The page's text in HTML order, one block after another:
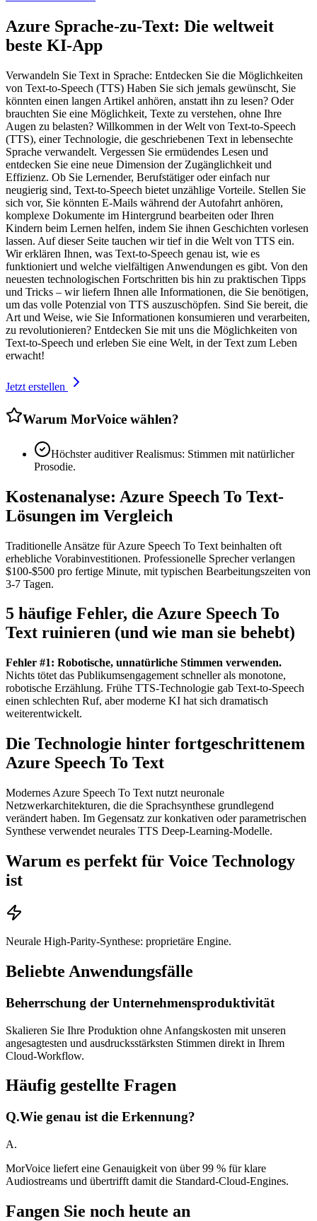
Azure Sprache-zu-Text: Die weltweit
beste KI-App
Verwandeln Sie Text in Sprache: Entdecken Sie die Möglichkeiten
von Text-to-Speech (TTS) Haben Sie sich jemals gewünscht, Sie
könnten einen langen Artikel anhören, anstatt ihn zu lesen? Oder
brauchten Sie eine Möglichkeit, Texte zu verstehen, ohne Ihre
Augen zu belasten? Willkommen in der Welt von Text-to-Speech
(TTS), einer Technologie, die geschriebenen Text in lebensechte
Sprache verwandelt. Vergessen Sie ermüdendes Lesen und
entdecken Sie eine neue Dimension der Zugänglichkeit und
Effizienz. Ob Sie Lernender, Berufstätiger oder einfach nur
neugierig sind, Text-to-Speech bietet unzählige Vorteile. Stellen Sie
sich vor, Sie könnten E-Mails während der Autofahrt anhören,
komplexe Dokumente im Hintergrund bearbeiten oder Ihren
Kindern beim Lernen helfen, indem Sie ihnen Geschichten vorlesen
lassen. Auf dieser Seite tauchen wir tief in die Welt von TTS ein.
Wir erklären Ihnen, was Text-to-Speech genau ist, wie es
funktioniert und welche vielfältigen Anwendungen es gibt. Von den
neuesten technologischen Fortschritten bis hin zu praktischen Tipps
und Tricks – wir liefern Ihnen alle Informationen, die Sie benötigen,
um das volle Potenzial von TTS auszuschöpfen. Sind Sie bereit, die
Art und Weise, wie Sie Informationen konsumieren und verarbeiten,
zu revolutionieren? Entdecken Sie mit uns die Möglichkeiten von
Text-to-Speech und erleben Sie eine Welt, in der Text zum Leben
erwacht!
Jetzt erstellen
Warum MorVoice wählen?
Höchster auditiver Realismus: Stimmen mit natürlicher
Prosodie.
Kostenanalyse: Azure Speech To Text-
Lösungen im Vergleich
Traditionelle Ansätze für Azure Speech To Text beinhalten oft
erhebliche Vorabinvestitionen. Professionelle Sprecher verlangen
$100-$500 pro fertige Minute, mit typischen Bearbeitungszeiten von
3-7 Tagen.
5 häufige Fehler, die Azure Speech To
Text ruinieren (und wie man sie behebt)
Fehler #1: Robotische, unnatürliche Stimmen verwenden.
Nichts tötet das Publikumsengagement schneller als monotone,
robotische Erzählung. Frühe TTS-Technologie gab Text-to-Speech
einen schlechten Ruf, aber moderne KI hat sich dramatisch
weiterentwickelt.
Die Technologie hinter fortgeschrittenem
Azure Speech To Text
Modernes Azure Speech To Text nutzt neuronale
Netzwerkarchitekturen, die die Sprachsynthese grundlegend
verändert haben. Im Gegensatz zur konkativen oder parametrischen
Synthese verwendet neurales TTS Deep-Learning-Modelle.
Warum es perfekt für Voice Technology
ist
Neurale High-Parity-Synthese: proprietäre Engine.
Beliebte Anwendungsfälle
Beherrschung der Unternehmensproduktivität
Skalieren Sie Ihre Produktion ohne Anfangskosten mit unseren
angesagtesten und ausdrucksstärksten Stimmen direkt in Ihrem
Cloud-Workflow.
Häufig gestellte Fragen
Q.Wie genau ist die Erkennung?
A.
MorVoice liefert eine Genauigkeit von über 99 % für klare
Audiostreams und übertrifft damit die Standard-Cloud-Engines.
Fangen Sie noch heute an